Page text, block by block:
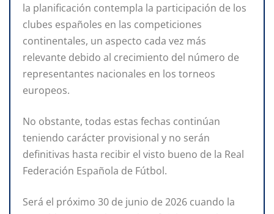
la planificación contempla la participación de los
clubes españoles en las competiciones
continentales, un aspecto cada vez más
relevante debido al crecimiento del número de
representantes nacionales en los torneos
europeos.
No obstante, todas estas fechas continúan
teniendo carácter provisional y no serán
definitivas hasta recibir el visto bueno de la Real
Federación Española de Fútbol.
Será el próximo 30 de junio de 2026 cuando la